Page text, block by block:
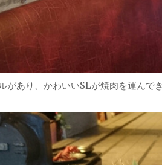
があり、かわいいSLが焼肉を運んで